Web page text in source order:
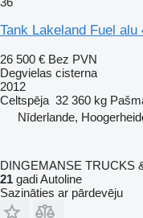
Tank Lakeland Fuel
26 500 € Bez PVN
Degvielas cisterna
2012
Celtspēja 32 360 kg
Nīderlande,
DINGEMANSE TRUCKS
21 gadi Autoline
Sazināties ar pārdevēju